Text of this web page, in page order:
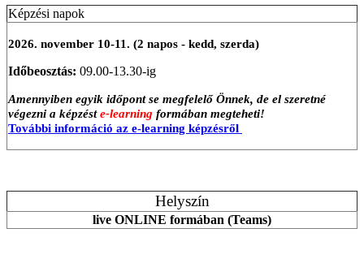
Képzési napok
2026. november 10-11. (2 napos - kedd, szerda)
Időbeosztás: 09.00-13.30-ig
Amennyiben egyik időpont se megfelelő Önnek, de el szeretné
végezni a képzéste-learning formában megteheti!
További információ az e-learning képzésről
Helyszín
live ONLINE formában (Teams)